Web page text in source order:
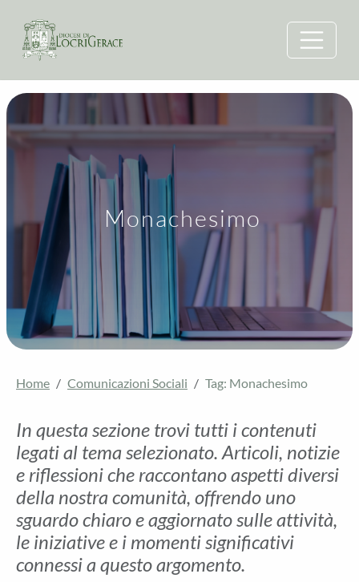
Monachesimo
Home Comunicazioni Sociali Tag: Monachesimo
In questa sezione trovi tutti i contenuti
legati al tema selezionato. Articoli, notizie
e riflessioni che raccontano aspetti diversi
della nostra comunità, offrendo uno
sguardo chiaro e aggiornato sulle attività,
le iniziative e i momenti significativi
connessi a questo argomento.